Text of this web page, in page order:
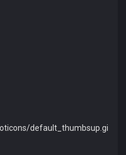
default_thumbsup.gi